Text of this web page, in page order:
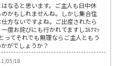
なると思います。ご主人も日中休
かもしれませんね。しかし集合住
方ないですよね。ご出産されたら
度お詫びにも行かれてますしｺﾙｸﾏｯ
ってそれでも無理ならご主人ともう
がでしょうか？
05/18